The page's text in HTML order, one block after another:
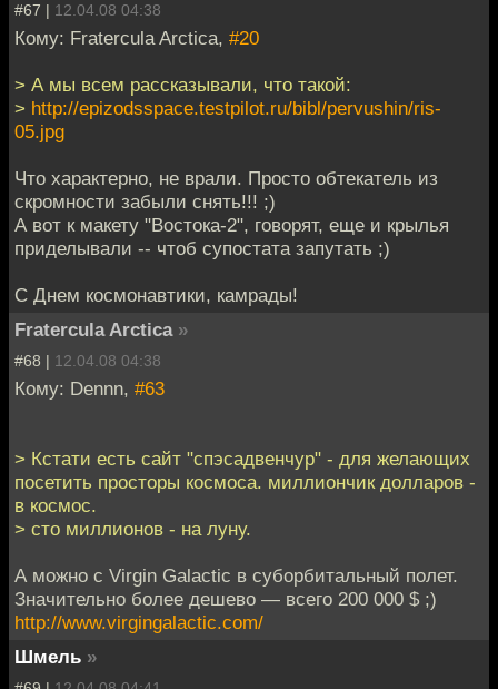
#67 | 12.04.08 04:38
Кому: Fratercula Arctica, #20
> А мы всем рассказывали, что такой:
> http://epizodsspace.testpilot.ru/bibl/pervushin/ris-
05.jpg
Что характерно, не врали. Просто обтекатель из
скромности забыли снять!!! ;)
А вот к макету "Востока-2", говорят, еще и крылья
приделывали -- чтоб супостата запутать ;)
С Днем космонавтики, камрады!
Fratercula Arctica »
#68 | 12.04.08 04:38
Кому: Dennn, #63
> Кстати есть сайт "спэсадвенчур" - для желающих
посетить просторы космоса. миллиончик долларов -
в космос.
> сто миллионов - на луну.
А можно с Virgin Galactic в суборбитальный полет.
Значительно более дешево — всего 200 000 $ ;)
http://www.virgingalactic.com/
Шмель »